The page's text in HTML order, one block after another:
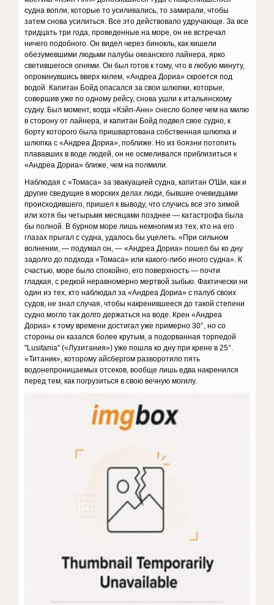
судна вопли, которые то усиливались, то замирали, чтобы
затем снова усилиться. Все это действовало удручающе. За все
тридцать три года, проведенные на море, он не встречал
ничего подобного. Он видел через бинокль, как кишели
обезумевшими людьми палубы океанского лайнера, ярко
светившегося огнями. Он был готов к тому, что в любую минуту,
опрокинувшись вверх килем, «Андреа Дориа» скроется под
водой. Капитан Бойд опасался за свои шлюпки, которые,
совершив уже по одному рейсу, снова ушли к итальянскому
судну. Был момент, когда «Кэйп-Анн» снесло более чем на милю
в сторону от лайнера, и капитан Бойд подвел свое судно, к
борту которого была пришвартована собственная шлюпка и
шлюпка с «Андреа Дориа», поближе. Но из боязни потопить
плававших в воде людей, он не осмеливался приблизиться к
«Андреа Дориа» ближе, чем на полмили.
Наблюдая с «Томаса» за эвакуацией судна, капитан О'Ши, как и
другие сведущие в морских делах люди, бывшие очевидцами
происходившего, пришел к выводу, что случись все это зимой
или хотя бы четырьмя месяцами позднее — катастрофа была
бы полной. В бурном море лишь немногим из тех, кто на его
глазах прыгал с судна, удалось бы уцелеть. «При сильном
волнении, — подумал он, — «Андреа Дориа» пошел бы ко дну
задолго до подхода «Томаса» или какого-либо иного судна». К
счастью, море было спокойно, его поверхность — почти
гладкая, с редкой неравномерно мертвой зыбью. Фактически ни
один из тех, кто наблюдал за «Андреа Дориа» с палуб своих
судов, не знал случая, чтобы накренившееся до такой степени
судно могло так долго держаться на воде. Крен «Андреа
Дориа» к тому времени достигал уже примерно 30°, но со
стороны он казался более крутым, а подорванная торпедой
"Lusitania" («Лузитания») уже пошла ко дну при крене в 25°.
«Титаник», которому айсбергом разворотило пять
водонепроницаемых отсеков, вообще лишь едва накренился
перед тем, как погрузиться в свою вечную могилу.